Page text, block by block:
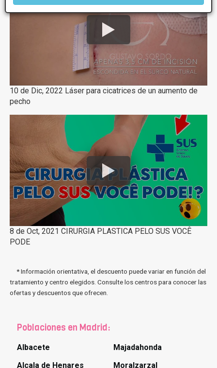
10 de Dic, 2022 Láser para cicatrices de un aumento de
pecho
8 de Oct, 2021 CIRURGIA PLASTICA PELO SUS VOCÊ
PODE
* Información orientativa, el descuento puede variar en función del
tratamiento y centro elegidos. Consulte los centros para conocer las
ofertas y descuentos que ofrecen.
Poblaciones en Madrid:
Albacete
Alcala de Henares
Majadahonda
Moralzarzal